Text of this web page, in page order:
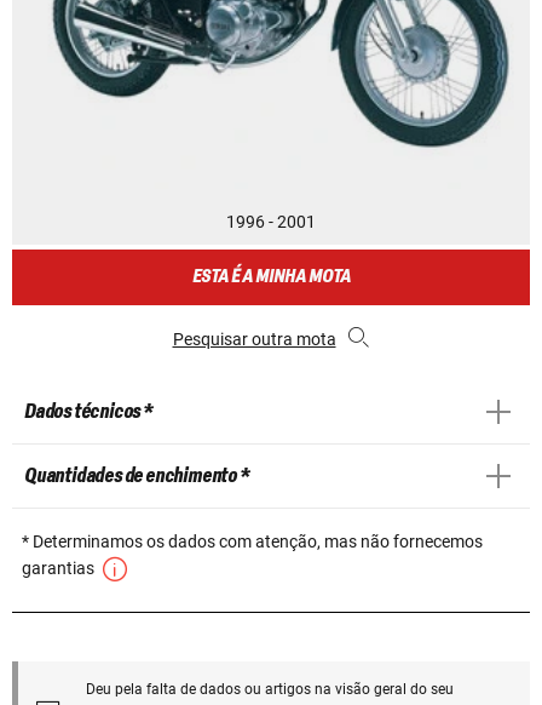
1996 - 2001
ESTA É A MINHA MOTA
Pesquisar outra mota
Dados técnicos *
Quantidades de enchimento *
* Determinamos os dados com atenção, mas não fornecemos
garantias
Deu pela falta de dados ou artigos na visão geral do seu